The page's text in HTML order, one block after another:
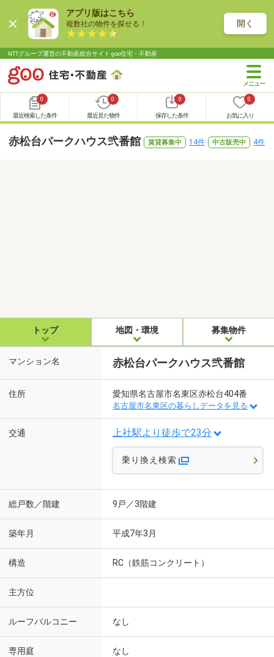
アプリ版はこちら
複数社の物件を探せる！ 開く
NTTグループ運営の不動産総合サイト goo住宅・不動産
0
最近検索した条件
0
最近見た物件
0
保存した条件
0
お気に入り
赤松台パークハウス弐番館 賃貸募集中 14件 中古販売中 4件
トップ 地図・環境 募集物件
マンション名 赤松台パークハウス弐番館
住所 愛知県名古屋市名東区赤松台404番
名古屋市名東区の暮らしデータを見る
交通 上社駅より徒歩で23分
乗り換え検索
総戸数／階建 9戸／3階建
築年月 平成7年3月
構造 RC（鉄筋コンクリート）
主方位
ルーフバルコニー なし
専用庭 なし